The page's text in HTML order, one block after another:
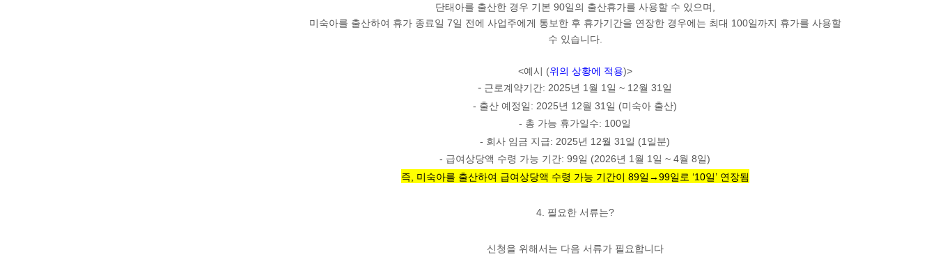
단태아를 출산한 경우 기본 90일의 출산휴가를 사용할 수 있으며,
미숙아를 출산하여 휴가 종료일 7일 전에 사업주에게 통보한 후 휴가기간을 연장한 경우에는 최대 100일까지 휴가를 사용할
수 있습니다.
<예시 (위의 상황에 적용)>
- 근로계약기간: 2025년 1월 1일 ~ 12월 31일
- 출산 예정일: 2025년 12월 31일 (미숙아 출산)
- 총 가능 휴가일수: 100일
- 회사 임금 지급: 2025년 12월 31일 (1일분)
- 급여상당액 수령 가능 기간:99일 (2026년 1월 1일 ~ 4월 8일)
즉, 미숙아를 출산하여 급여상당액 수령 가능 기간이 89일→99일로 ‘10일’ 연장됨
4. 필요한 서류는?
신청을 위해서는 다음 서류가 필요합니다